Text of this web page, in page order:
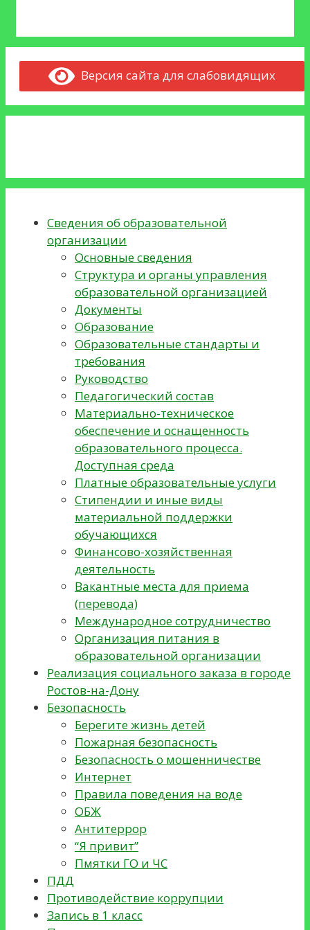
Версия сайта для слабовидящих
Сведения об образовательной
организации
Основные сведения
Структура и органы управления
образовательной организацией
Документы
Образование
Образовательные стандарты и
требования
Руководство
Педагогический состав
Материально-техническое
обеспечение и оснащенность
образовательного процесса.
Доступная среда
Платные образовательные услуги
Стипендии и иные виды
материальной поддержки
обучающихся
Финансово-хозяйственная
деятельность
Вакантные места для приема
(перевода)
Международное сотрудничество
Организация питания в
образовательной организации
Реализация социального заказа в городе
Ростов-на-Дону
Безопасность
Берегите жизнь детей
Пожарная безопасность
Безопасность о мошенничестве
Интернет
Правила поведения на воде
ОБЖ
Антитеррор
“Я привит”
Пмятки ГО и ЧС
ПДД
Противодействие коррупции
Запись в 1 класс